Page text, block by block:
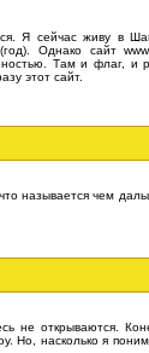
Я сейчас живу в
Однако сайт
Там и флаг,
этот сайт.
называется чем
не открываются.
Но, насколько я